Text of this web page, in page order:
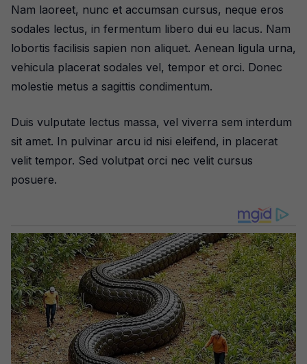
Nam laoreet, nunc et accumsan cursus, neque eros
sodales lectus, in fermentum libero dui eu lacus. Nam
lobortis facilisis sapien non aliquet. Aenean ligula urna,
vehicula placerat sodales vel, tempor et orci. Donec
molestie metus a sagittis condimentum.
Duis vulputate lectus massa, vel viverra sem interdum
sit amet. In pulvinar arcu id nisi eleifend, in placerat
velit tempor. Sed volutpat orci nec velit cursus
posuere.